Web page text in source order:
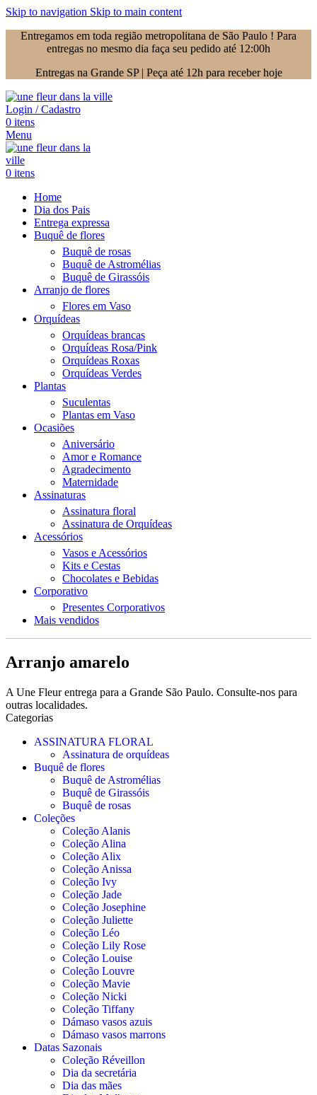
Skip to navigation Skip to main content
Entregamos em toda região metropolitana de São Paulo ! Para
entregas no mesmo dia faça seu pedido até 12:00h
Entregas na Grande SP | Peça até 12h para receber hoje
Login / Cadastro
0 itens
Menu
0 itens
Home
Dia dos Pais
Entrega expressa
Buquê de flores
Buquê de rosas
Buquê de Astromélias
Buquê de Girassóis
Arranjo de flores
Flores em Vaso
Orquídeas
Orquídeas brancas
Orquídeas Rosa/Pink
Orquídeas Roxas
Orquídeas Verdes
Plantas
Suculentas
Plantas em Vaso
Ocasiões
Aniversário
Amor e Romance
Agradecimento
Maternidade
Assinaturas
Assinatura floral
Assinatura de Orquídeas
Acessórios
Vasos e Acessórios
Kits e Cestas
Chocolates e Bebidas
Corporativo
Presentes Corporativos
Mais vendidos
Arranjo amarelo
A Une Fleur entrega para a Grande São Paulo. Consulte-nos para
outras localidades.
Categorias
ASSINATURA FLORAL
Assinatura de orquídeas
Buquê de flores
Buquê de Astromélias
Buquê de Girassóis
Buquê de rosas
Coleções
Coleção Alanis
Coleção Alina
Coleção Alix
Coleção Anissa
Coleção Ivy
Coleção Jade
Coleção Josephine
Coleção Juliette
Coleção Léo
Coleção Lily Rose
Coleção Louise
Coleção Louvre
Coleção Mavie
Coleção Nicki
Coleção Tiffany
Dámaso vasos azuis
Dámaso vasos marrons
Datas Sazonais
Coleção Réveillon
Dia da secretária
Dia das mães